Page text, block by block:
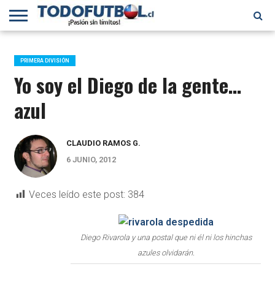
PRIMERA
B
SELECCIÓN
CHILENA
CHILENOS
EN EL
MUNDO
FÚTBOL
INTERNACIONAL
PRIMERA DIVISIÓN
Yo soy el Diego de la gente…
azul
CLAUDIO RAMOS G.
6 JUNIO, 2012
Veces leído este post: 384
Diego Rivarola y una postal que ni él ni los hinchas
azules olvidarán.